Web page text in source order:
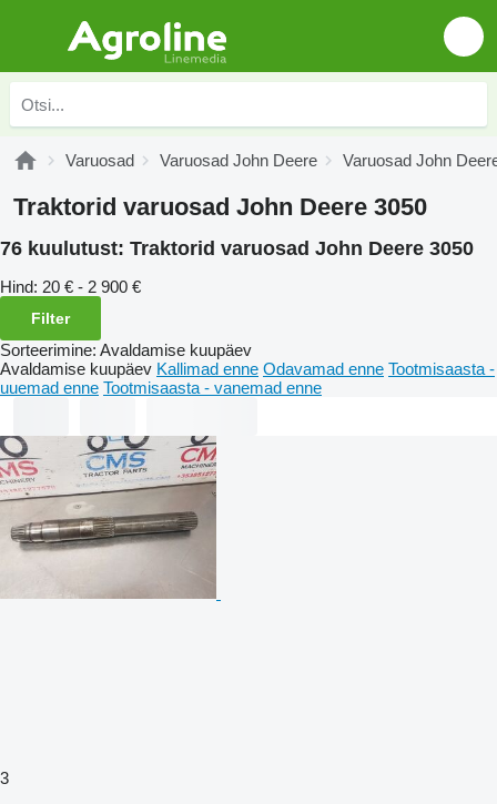
Varuosad Varuosad John Deere Varuosad John
Traktorid varuosad John Deere 3050
76 kuulutust: Traktorid varuosad John Deere 3050
Hind: 20 € - 2 900 €
Filter
Sorteerimine: Avaldamise kuupäev
Avaldamise kuupäev Kallimad enne Odavamad enne Tootmisaasta -
uuemad enne Tootmisaasta - vanemad enne
3